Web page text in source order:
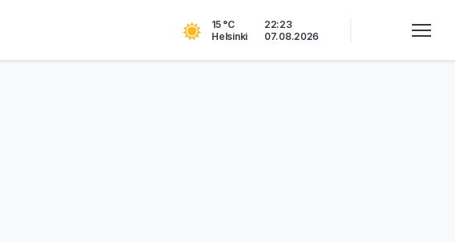
15 °C
Helsinki
22:23
07.08.2026